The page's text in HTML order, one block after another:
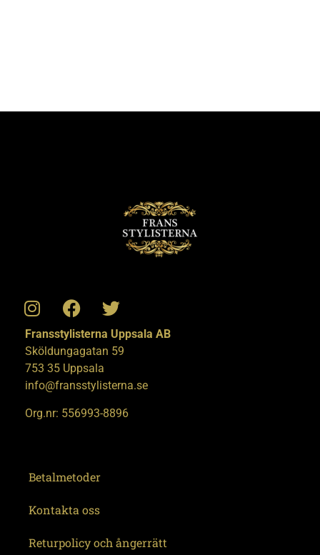
Fransstylisterna Uppsala AB
Sköldungagatan 59
753 35 Uppsala
info@fransstylisterna.se
Org.nr: 556993-8896
Betalmetoder
Kontakta oss
Returpolicy och ångerrätt